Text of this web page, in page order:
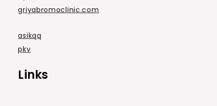
griyabromoclinic.com
asikqq
pkv
Links